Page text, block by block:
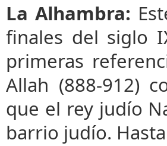
La Alhambra:
finales del siglo
primeras
Allah (888-912)
que el rey judío
barrio judío.